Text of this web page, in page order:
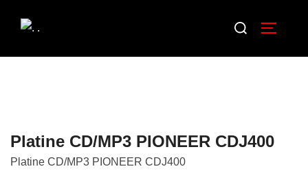
Platine CD/MP3 PIONEER CDJ400
Platine CD/MP3 PIONEER CDJ400